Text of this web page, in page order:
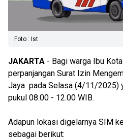
Foto : Ist
JAKARTA - Bagi warga Ibu
perpanjangan Surat Izin
Jaya pada Selasa (4/11/2025)
pukul 08.00 - 12.00 WIB.
Adapun lokasi digelarnya SIM
sebagai berikut: